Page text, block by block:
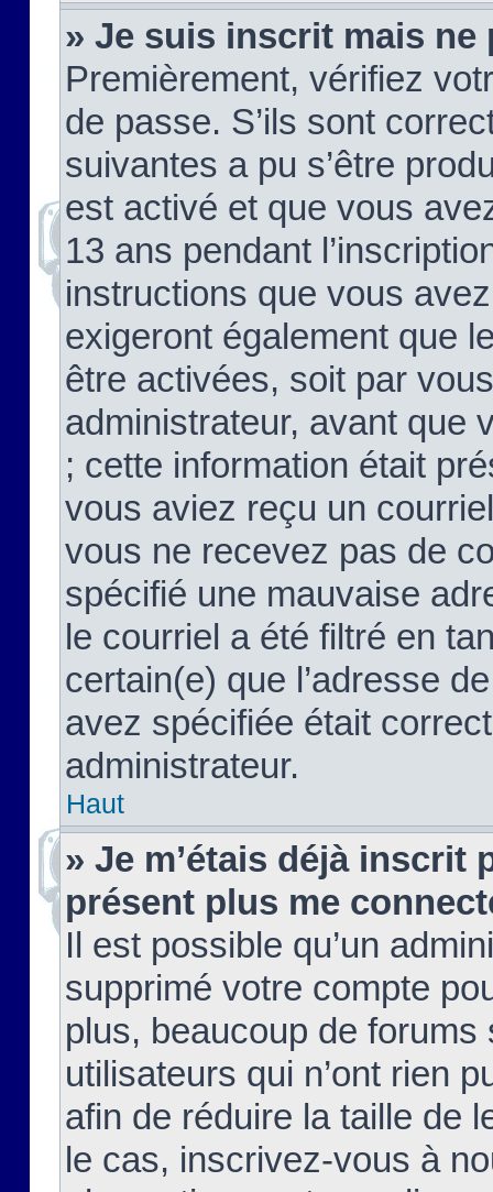
» Je suis inscrit mais ne
Premièrement, vérifiez
de passe. S’ils sont
suivantes a pu s’être
est activé et que vous
13 ans pendant
instructions que vous
exigeront également que
être activées, soit par
administrateur, avant que
; cette information était
vous aviez reçu un
vous ne recevez pas de
spécifié une mauvaise
le courriel a été filtré en
certain(e) que l’adresse
avez spécifiée était
administrateur.
Haut
» Je m’étais déjà inscrit
présent plus me
Il est possible qu’un
supprimé votre compte
plus, beaucoup de
utilisateurs qui n’ont rien
afin de réduire la taille de
le cas, inscrivez-vous à